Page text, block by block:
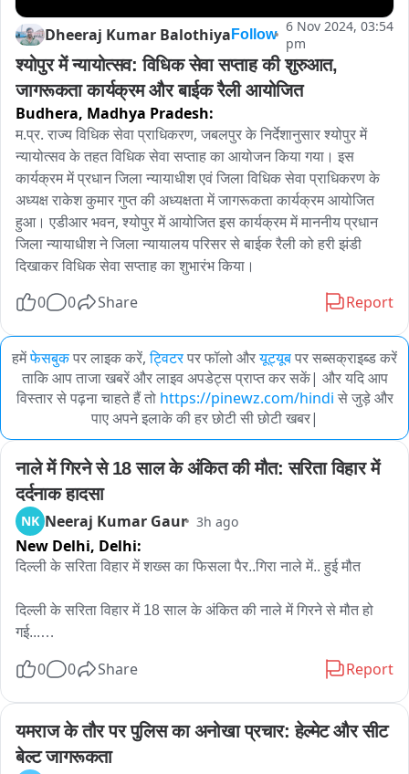
Dheeraj Kumar Balothiya Follow 6 Nov 2024, 03:54
pm
श्योपुर में न्यायोत्सव: विधिक सेवा सप्ताह की शुरुआत,
जागरूकता कार्यक्रम और बाईक रैली आयोजित
Budhera, Madhya Pradesh:
म.प्र. राज्य विधिक सेवा प्राधिकरण, जबलपुर के निर्देशानुसार श्योपुर में
न्यायोत्सव के तहत विधिक सेवा सप्ताह का आयोजन किया गया। इस
कार्यक्रम में प्रधान जिला न्यायाधीश एवं जिला विधिक सेवा प्राधिकरण के
अध्यक्ष राकेश कुमार गुप्त की अध्यक्षता में जागरूकता कार्यक्रम आयोजित
हुआ। एडीआर भवन, श्योपुर में आयोजित इस कार्यक्रम में माननीय प्रधान
जिला न्यायाधीश ने जिला न्यायालय परिसर से बाईक रैली को हरी झंडी
दिखाकर विधिक सेवा सप्ताह का शुभारंभ किया।
0
0 Share Report
हमेंफेसबुकपर लाइक करें, ट्विटरपर फॉलो औरयूट्यूबपर सब्सक्राइब्ड करें
ताकि आप ताजा खबरें और लाइव अपडेट्स प्राप्त कर सकें| और यदि आप
विस्तार से पढ़ना चाहते हैं तो https://pinewz.com/hindi से जुड़े और
पाए अपने इलाके की हर छोटी सी छोटी खबर|
नाले में गिरने से 18 साल के अंकित की मौत: सरिता विहार में
दर्दनाक हादसा
NK Neeraj Kumar Gaur 3h ago
New Delhi, Delhi:
दिल्ली के सरिता विहार में शख्स का फिसला पैर..गिरा नाले में.. हुई मौत
दिल्ली के सरिता विहार में 18 साल के अंकित की नाले में गिरने से मौत हो
गई...
जा रहा था..तभी नाले की पुलिया को क्रोस करने के बाद.. पानी का फ्लो
वो नाले में पानी के बहाव के साथ बह गया..
0 0 Share Report
यमराज के तौर पर पुलिस का अनोखा प्रचार: हेल्मेट और सीट
बेल्ट जागरूकता